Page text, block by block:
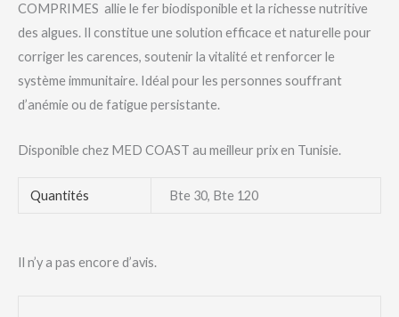
COMPRIMES allie le fer biodisponible et la richesse nutritive
des algues. Il constitue une solution efficace et naturelle pour
corriger les carences, soutenir la vitalité et renforcer le
système immunitaire. Idéal pour les personnes souffrant
d’anémie ou de fatigue persistante.
Disponible chez MED COAST au meilleur prix en Tunisie.
Quantités Bte 30, Bte 120
Il n’y a pas encore d’avis.